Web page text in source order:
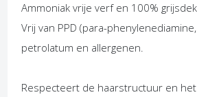
Ammoniak vrije verf en 100%
Vrij van PPD (para-
petrolatum en allergenen.
Respecteert de haarstructuur en